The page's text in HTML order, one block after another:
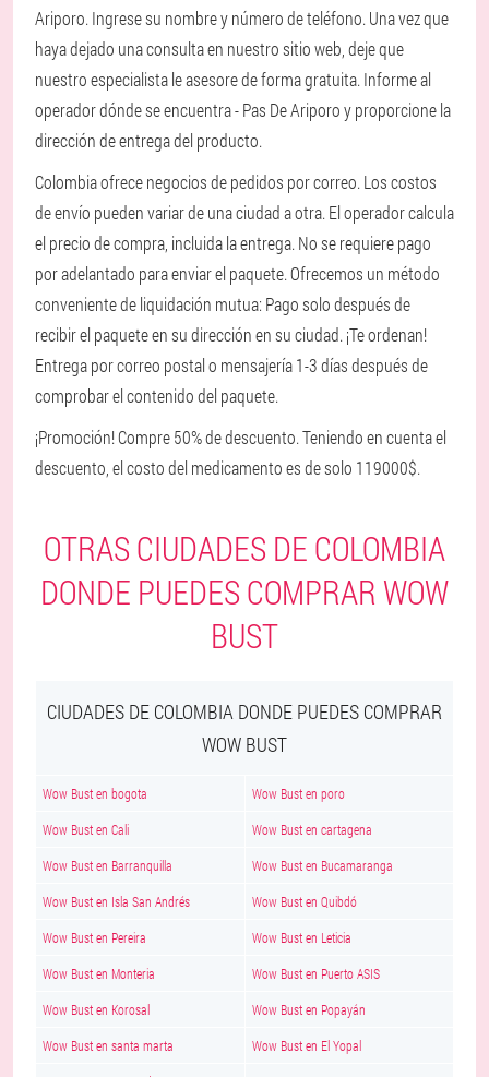
Ariporo. Ingrese su nombre y número de teléfono. Una vez que
haya dejado una consulta en nuestro sitio web, deje que
nuestro especialista le asesore de forma gratuita. Informe al
operador dónde se encuentra - Pas De Ariporo y proporcione la
dirección de entrega del producto.
Colombia ofrece negocios de pedidos por correo. Los costos
de envío pueden variar de una ciudad a otra. El operador calcula
el precio de compra, incluida la entrega. No se requiere pago
por adelantado para enviar el paquete. Ofrecemos un método
conveniente de liquidación mutua: Pago solo después de
recibir el paquete en su dirección en su ciudad. ¡Te ordenan!
Entrega por correo postal o mensajería 1-3 días después de
comprobar el contenido del paquete.
¡Promoción! Compre 50% de descuento. Teniendo en cuenta el
descuento, el costo del medicamento es de solo 119000$.
OTRAS CIUDADES DE COLOMBIA
DONDE PUEDES COMPRAR WOW
BUST
CIUDADES DE COLOMBIA DONDE PUEDES COMPRAR
WOW BUST
Wow Bust en bogota Wow Bust en poro
Wow Bust en Cali Wow Bust en cartagena
Wow Bust en Barranquilla Wow Bust en Bucamaranga
Wow Bust en Isla San Andrés Wow Bust en Quibdó
Wow Bust en Pereira Wow Bust en Leticia
Wow Bust en Monteria Wow Bust en Puerto ASIS
Wow Bust en Korosal Wow Bust en Popayán
Wow Bust en santa marta Wow Bust en El Yopal